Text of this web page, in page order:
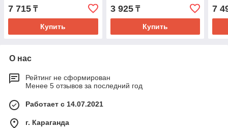
7 715 ₸
Купить
3 925₸
Купить
7
О нас
Рейтинг не сформирован
Менее 5 отзывов за последний год
Работает с 14.07.2021
г. Караганда